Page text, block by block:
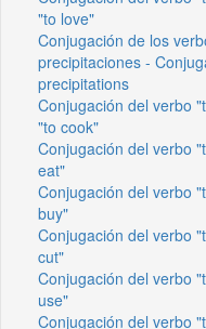
"to love"
Conjugación de los
precipitaciones -
precipitations
Conjugación del verbo
"to cook"
Conjugación del verbo
eat"
Conjugación del verbo
buy"
Conjugación del verbo
cut"
Conjugación del verbo
use"
Conjugación del verbo